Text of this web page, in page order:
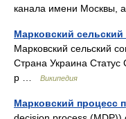
канала имени Москвы,
Марковский
Марковский сельский
Страна Украина Статус
р …
Википедия
Марковский процесс